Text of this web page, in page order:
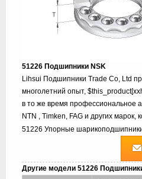
51226 Подшипники NSK
Lihsui Подшипники Trade Co, Ltd
многолетний опыт,
в то же время профессиональное
NTN , Timken, FAG и других
51226 Упорные
Другие модели 51226